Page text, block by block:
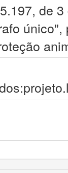
de